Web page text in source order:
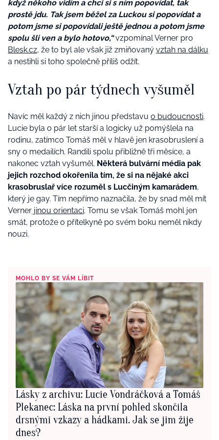
když někoho vidím a chci si s ním popovídat, tak
prostě jdu. Tak jsem běžel za Luckou si popovídat a
potom jsme si popovídali ještě jednou a potom jsme
spolu šli ven a bylo hotovo,“vzpomínal Verner pro
Blesk.cz, že to byl ale však již zmiňovaný vztah na dálku
a nestihli si toho společně příliš odžít.
Vztah po pár týdnech vyšuměl
Navíc měl každý z nich jinou představu o budoucnosti.
Lucie byla o pár let starší a logicky už pomýšlela na
rodinu, zatímco Tomáš měl v hlavě jen krasobruslení a
sny o medailích. Randili spolu přibližně tři měsíce, a
nakonec vztah vyšuměl. Některá bulvární média pak
jejich rozchod okořenila tím, že si na nějaké akci
krasobruslař více rozuměl s Lucčiným kamarádem,
který je gay. Tím nepřímo naznačila, že by snad měl mít
Verner jinou orientaci. Tomu se však Tomáš mohl jen
smát, protože o přítelkyně po svém boku neměl nikdy
nouzi.
MOHLO BY SE VÁM LÍBIT
Lásky z archivu: Lucie Vondráčková a Tomáš
Plekanec: Láska na první pohled skončila
drsnými vzkazy a hádkami. Jak se jim žije
dnes?